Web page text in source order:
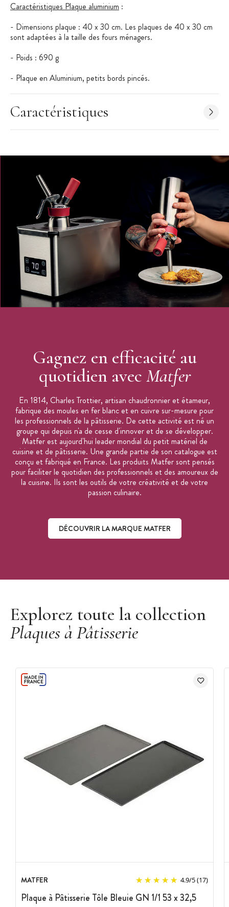
Caractéristiques Plaque aluminium :
- Dimensions plaque : 40 x 30 cm. Les plaques de 40 x 30 cm
sont adaptées à la taille des fours ménagers.
- Poids : 690 g
- Plaque en Aluminium, petits bords pincés.
Caractéristiques
Gagnez en efficacité au
quotidien avec Matfer
En 1814, Charles Trottier, artisan chaudronnier et étameur,
fabrique des moules en fer blanc et en cuivre sur-mesure pour
les professionnels de la pâtisserie. De cette activité est né un
groupe qui depuis n'a de cesse d'innover et de se développer.
Matfer est aujourd'hui leader mondial du petit matériel de
cuisine et de pâtisserie. Une grande partie de son catalogue est
conçu et fabriqué en France. Les produits Matfer sont pensés
pour faciliter le quotidien des professionnels et des amoureux de
la cuisine. Ils sont les outils de votre créativité et de votre
passion culinaire.
DÉCOUVRIR LA MARQUE MATFER
Explorez toute la collection
Plaques à Pâtisserie
MATFER 4.9/5(17)
Plaque à Pâtisserie Tôle Bleuie GN 1/1 53 x 32,5